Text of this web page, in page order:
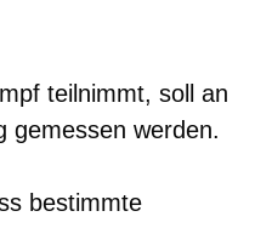
teilnimmt, soll an
gemessen werden.
bestimmte